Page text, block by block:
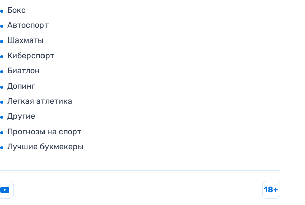
Бокс
Автоспорт
Шахматы
Киберспорт
Биатлон
Допинг
Легкая атлетика
Другие
Прогнозы на спорт
Лучшие букмекеры
18+